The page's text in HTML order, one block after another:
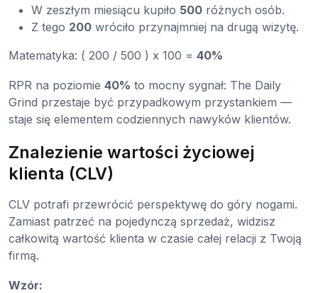
W zeszłym miesiącu kupiło 500 różnych osób.
Z tego 200 wróciło przynajmniej na drugą wizytę.
Matematyka: ( 200 / 500 ) x 100 = 40%
RPR na poziomie 40% to mocny sygnał: The Daily
Grind przestaje być przypadkowym przystankiem —
staje się elementem codziennych nawyków klientów.
Znalezienie wartości życiowej
klienta (CLV)
CLV potrafi przewrócić perspektywę do góry nogami.
Zamiast patrzeć na pojedynczą sprzedaż, widzisz
całkowitą wartość klienta w czasie całej relacji z Twoją
firmą.
Wzór: